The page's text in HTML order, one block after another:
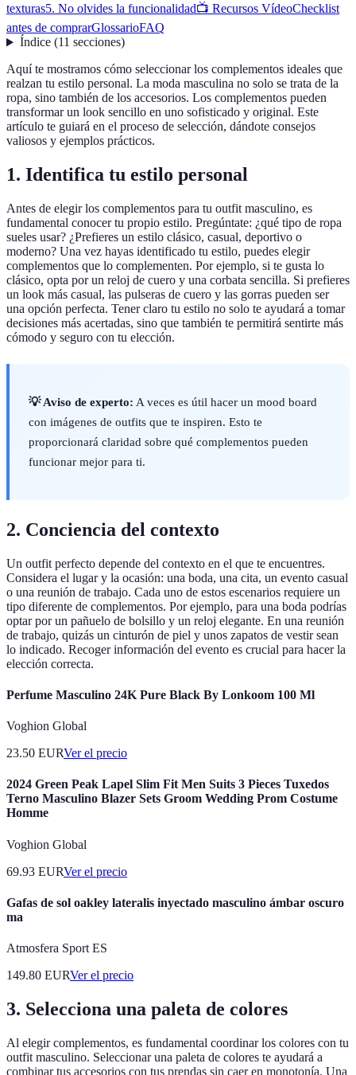
texturas5. No olvides la funcionalidad📺 Recursos VídeoChecklist
antes de comprarGlossarioFAQ
Índice(11 secciones)
Aquí te mostramos cómo seleccionar los complementos ideales que
realzan tu estilo personal. La moda masculina no solo se trata de la
ropa, sino también de los accesorios. Los complementos pueden
transformar un look sencillo en uno sofisticado y original. Este
artículo te guiará en el proceso de selección, dándote consejos
valiosos y ejemplos prácticos.
1. Identifica tu estilo personal
Antes de elegir los complementos para tu outfit masculino, es
fundamental conocer tu propio estilo. Pregúntate: ¿qué tipo de ropa
sueles usar? ¿Prefieres un estilo clásico, casual, deportivo o
moderno? Una vez hayas identificado tu estilo, puedes elegir
complementos que lo complementen. Por ejemplo, si te gusta lo
clásico, opta por un reloj de cuero y una corbata sencilla. Si prefieres
un look más casual, las pulseras de cuero y las gorras pueden ser
una opción perfecta. Tener claro tu estilo no solo te ayudará a tomar
decisiones más acertadas, sino que también te permitirá sentirte más
cómodo y seguro con tu elección.
💡 Aviso de experto: A veces es útil hacer un mood board
con imágenes de outfits que te inspiren. Esto te
proporcionará claridad sobre qué complementos pueden
funcionar mejor para ti.
2. Conciencia del contexto
Un outfit perfecto depende del contexto en el que te encuentres.
Considera el lugar y la ocasión: una boda, una cita, un evento casual
o una reunión de trabajo. Cada uno de estos escenarios requiere un
tipo diferente de complementos. Por ejemplo, para una boda podrías
optar por un pañuelo de bolsillo y un reloj elegante. En una reunión
de trabajo, quizás un cinturón de piel y unos zapatos de vestir sean
lo indicado. Recoger información del evento es crucial para hacer la
elección correcta.
Perfume Masculino 24K Pure Black By Lonkoom 100 Ml
Voghion Global
23.50 EURVer el precio
2024 Green Peak Lapel Slim Fit Men Suits 3 Pieces Tuxedos
Terno Masculino Blazer Sets Groom Wedding Prom Costume
Homme
Voghion Global
69.93 EURVer el precio
Gafas de sol oakley lateralis inyectado masculino ámbar oscuro
ma
Atmosfera Sport ES
149.80 EURVer el precio
3. Selecciona una paleta de colores
Al elegir complementos, es fundamental coordinar los colores con tu
outfit masculino. Seleccionar una paleta de colores te ayudará a
combinar tus accesorios con tus prendas sin caer en monotonía. Una